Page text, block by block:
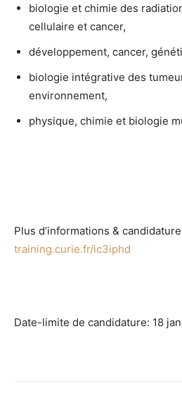
biologie et chimie des
cellulaire et cancer,
développement, cancer,
biologie intégrative des
environnement,
physique, chimie et biologie
Plus d’informations &
training.curie.fr/ic3iphd
Date-limite de candidature: 18